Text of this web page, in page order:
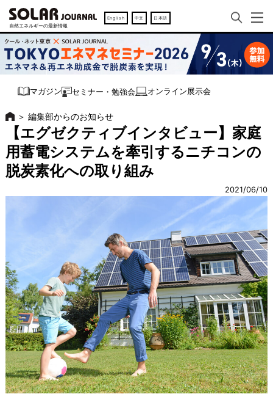
English 中文 日本語
マガジン セミナー・勉強会 オンライン展示会
＞ 編集部からのお知らせ
【エグゼクティブインタビュー】家庭
用蓄電システムを牽引するニチコンの
脱炭素化への取り組み
2021/06/10